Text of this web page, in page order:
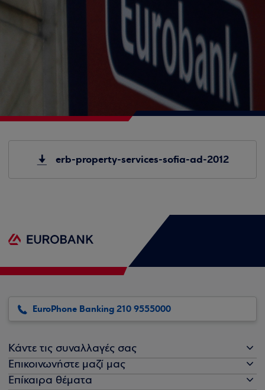
erb-property-services-sofia-ad-2012
EuroPhone Banking 210 9555000
Κάντε τις συναλλαγές σας
Επικοινωνήστε μαζί μας
Επίκαιρα θέματα